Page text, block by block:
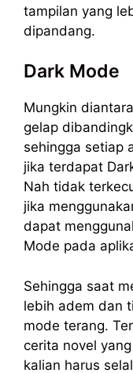
tampilan yang
dipandang.
Dark Mode
Mungkin
gelap
sehingga setiap
jika terdapat
Nah tidak
jika
dapat
Mode pada
Sehingga saat
lebih adem dan
mode terang.
cerita novel
kalian harus